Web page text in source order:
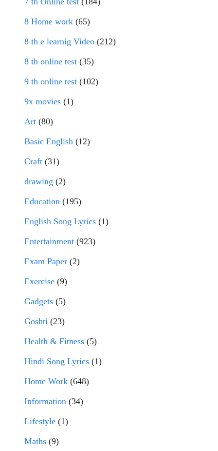
8 Home work (65)
8 th e learnig Video (212)
8 th online test (35)
9 th online test (102)
9x movies (1)
Art (80)
Basic English (12)
Craft (31)
drawing (2)
Education (195)
English Song Lyrics (1)
Entertainment (923)
Exam Paper (2)
Exercise (9)
Gadgets (5)
Goshti (23)
Health & Fitness (5)
Hindi Song Lyrics (1)
Home Work (648)
Information (34)
Lifestyle (1)
Maths (9)